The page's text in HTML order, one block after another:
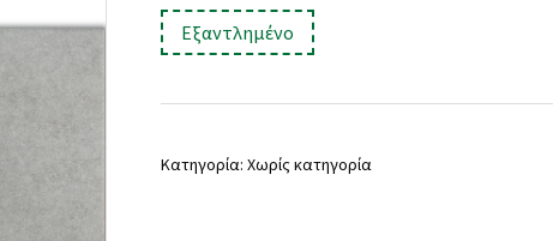
price
was:
19,90 €.είναι:
Εξαντλημένο
Κατηγορία: Χωρίς κατηγορία